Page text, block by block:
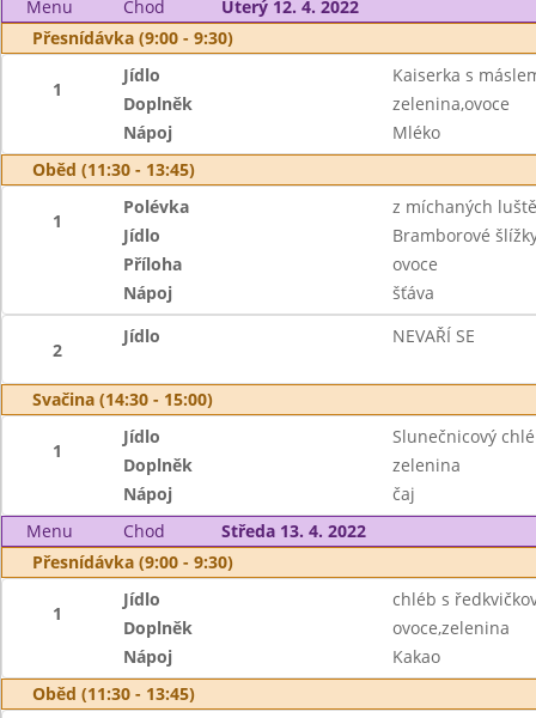
Menu Chod
Úterý 12. 4. 2022
Přesnídávka (9:00 - 9:30)
1
Jídlo
Kaiserka s
Doplněk
zelenina,ovoce
Nápoj
Mléko
Oběd (11:30 - 13:45)
1
Polévka
z míchaných
Jídlo
Bramborové
Příloha
ovoce
Nápoj
šťáva
2
Jídlo NEVAŘÍ SE
Svačina (14:30 - 15:00)
1
Jídlo
Slunečnicový
Doplněk
zelenina
Nápoj
čaj
Menu
Chod
Středa 13. 4. 2022
Přesnídávka (9:00 - 9:30)
1
Jídlo
chléb s
Doplněk
ovoce,zelenina
Nápoj
Kakao
Oběd (11:30 - 13:45)